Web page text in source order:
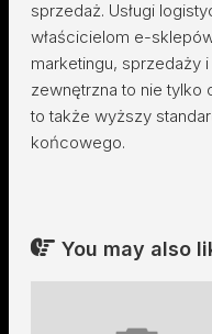
sprzedaż. Usługi
właścicielom e-
marketingu, sprzedaży
zewnętrzna to nie
to także wyższy
końcowego.
You may also